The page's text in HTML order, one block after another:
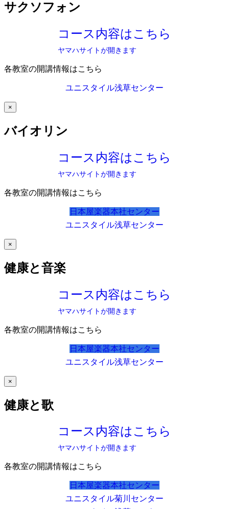
サクソフォン
コース内容はこちら
ヤマハサイトが開きます
各教室の開講情報はこちら
ユニスタイル浅草センター
×
バイオリン
コース内容はこちら
ヤマハサイトが開きます
各教室の開講情報はこちら
日本屋楽器本社センター
ユニスタイル浅草センター
×
健康と音楽
コース内容はこちら
ヤマハサイトが開きます
各教室の開講情報はこちら
日本屋楽器本社センター
ユニスタイル浅草センター
×
健康と歌
コース内容はこちら
ヤマハサイトが開きます
各教室の開講情報はこちら
日本屋楽器本社センター
ユニスタイル菊川センター